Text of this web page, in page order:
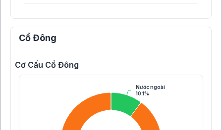
Cổ Đông
Cơ Cấu Cổ Đông
Nước ngoài
10.1%